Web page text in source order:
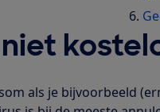
als je bijvoorbeeld